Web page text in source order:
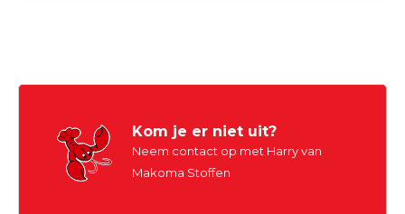
Kom je er niet uit?
Neem contact op met Harry van
Makoma Stoffen